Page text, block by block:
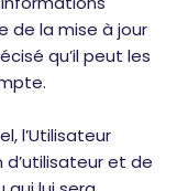
de la mise à jour
qu’il peut les
l’Utilisateur
d’utilisateur et de